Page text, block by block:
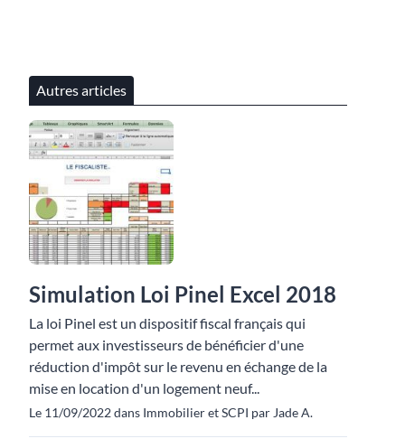
Autres articles
Simulation Loi Pinel Excel 2018
La loi Pinel est un dispositif fiscal français qui
permet aux investisseurs de bénéficier d'une
réduction d'impôt sur le revenu en échange de la
mise en location d'un logement neuf...
Le 11/09/2022 dans Immobilier et SCPI par Jade A.